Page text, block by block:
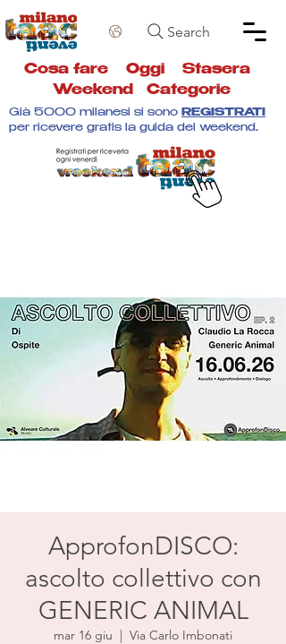
Search
Cosa fare Oggi Stasera
Weekend
Categorie
Già 5000 milanesi si sono REGISTRATI
per ricevere gratis la guida del weekend.
ApprofonDISCO:
ascolto collettivo con
GENERIC ANIMAL
mar 16 giu
  |
Via Carlo Imbonati